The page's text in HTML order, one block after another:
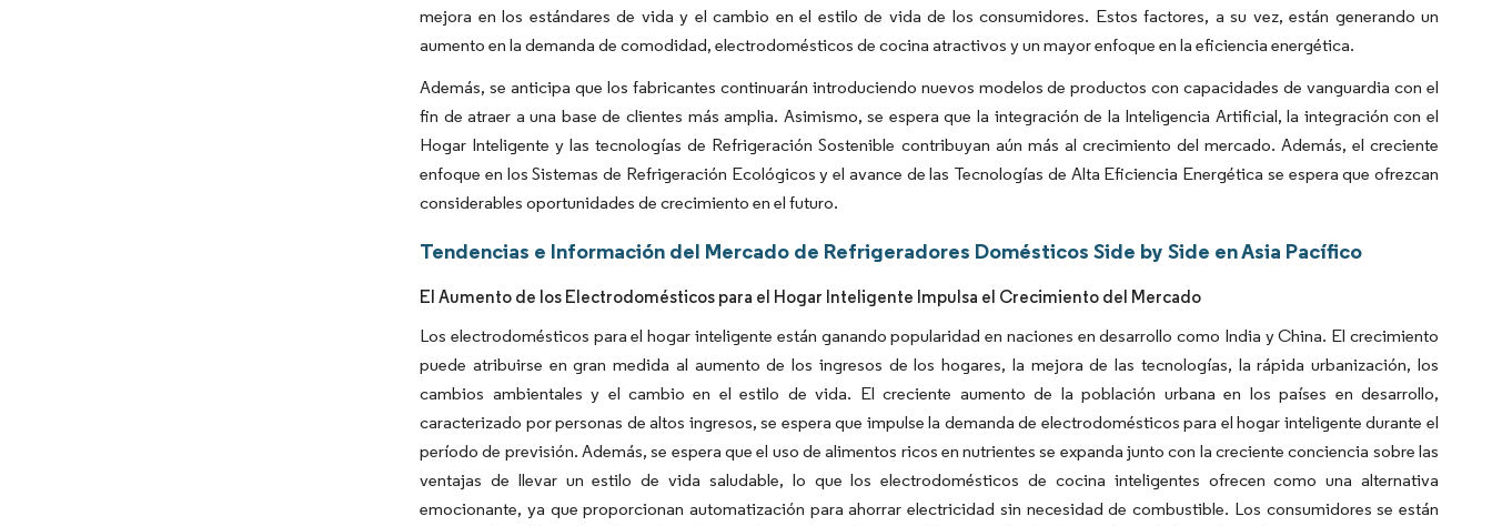
mejora en los estándares de vida y el cambio en el estilo de vida de los consumidores. Estos factores, a su vez, están generando un
aumento en la demanda de comodidad, electrodomésticos de cocina atractivos y un mayor enfoque en la eficiencia energética.
Además, se anticipa que los fabricantes continuarán introduciendo nuevos modelos de productos con capacidades de vanguardia con el
fin de atraer a una base de clientes más amplia. Asimismo, se espera que la integración de la Inteligencia Artificial, la integración con el
Hogar Inteligente y las tecnologías de Refrigeración Sostenible contribuyan aún más al crecimiento del mercado. Además, el creciente
enfoque en los Sistemas de Refrigeración Ecológicos y el avance de las Tecnologías de Alta Eficiencia Energética se espera que ofrezcan
considerables oportunidades de crecimiento en el futuro.
Tendencias e Información del Mercado de Refrigeradores Domésticos Side by Side en Asia Pacífico
El Aumento de los Electrodomésticos para el Hogar Inteligente Impulsa el Crecimiento del Mercado
Los electrodomésticos para el hogar inteligente están ganando popularidad en naciones en desarrollo como India y China. El crecimiento
puede atribuirse en gran medida al aumento de los ingresos de los hogares, la mejora de las tecnologías, la rápida urbanización, los
cambios ambientales y el cambio en el estilo de vida. El creciente aumento de la población urbana en los países en desarrollo,
caracterizado por personas de altos ingresos, se espera que impulse la demanda de electrodomésticos para el hogar inteligente durante el
período de previsión. Además, se espera que el uso de alimentos ricos en nutrientes se expanda junto con la creciente conciencia sobre las
ventajas de llevar un estilo de vida saludable, lo que los electrodomésticos de cocina inteligentes ofrecen como una alternativa
emocionante, ya que proporcionan automatización para ahorrar electricidad sin necesidad de combustible. Los consumidores se están